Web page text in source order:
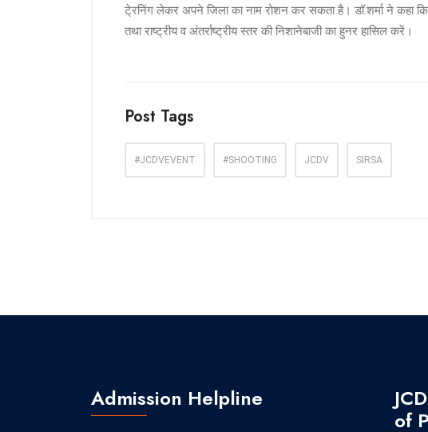
टे्रनिंग लेकर अपने जिला का नाम रोशन कर सकता है। डॉ.शर्मा ने कहा कि
तथा राष्ट्रीय व अंतर्राष्ट्रीय स्तर की निशानेबाजी का हुनर हासिल करें।
Post Tags
#JCDVEVENT #SHOOTING JCDV SIRSA
Admission Helpline
of